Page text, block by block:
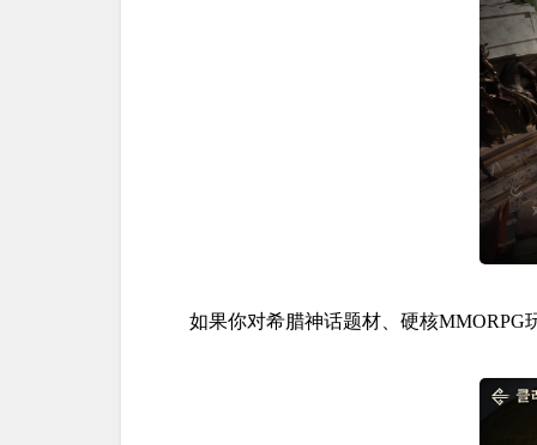
如果你对希腊神话题材、硬核